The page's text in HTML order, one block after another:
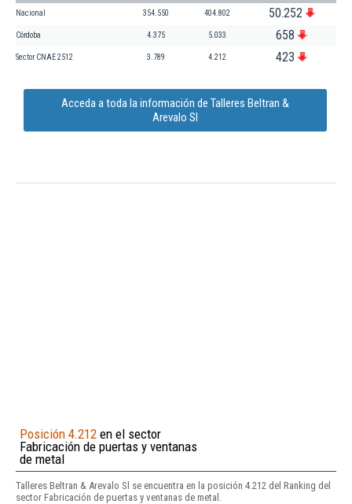
Nacional 354.550 404.802 50.252
Córdoba 4.375 5.033 658
Sector CNAE 2512 3.789 4.212 423
Acceda a toda la información de Talleres Beltran &
Arevalo Sl
Posición 4.212 en el sector
Fabricación de puertas y ventanas
de metal
Talleres Beltran & Arevalo Sl se encuentra en la posición 4.212 del Ranking del
sector Fabricación de puertas y ventanas de metal.